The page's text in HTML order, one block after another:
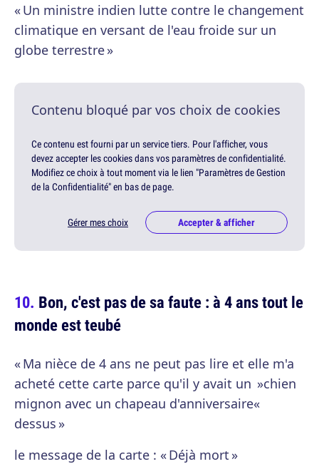
« Un ministre indien lutte contre le changement
climatique en versant de l'eau froide sur un
globe terrestre »
Contenu bloqué par vos choix de cookies
Ce contenu est fourni par un service tiers. Pour l'afficher, vous
devez accepter les cookies dans vos paramètres de confidentialité.
Modifiez ce choix à tout moment via le lien "Paramètres de Gestion
de la Confidentialité" en bas de page.
Gérer mes choix Accepter & afficher
Bon, c'est pas de sa faute : à 4 ans tout le
monde est teubé
« Ma nièce de 4 ans ne peut pas lire et elle m'a
acheté cette carte parce qu'il y avait un »chien
mignon avec un chapeau d'anniversaire«
dessus »
le message de la carte : « Déjà mort »